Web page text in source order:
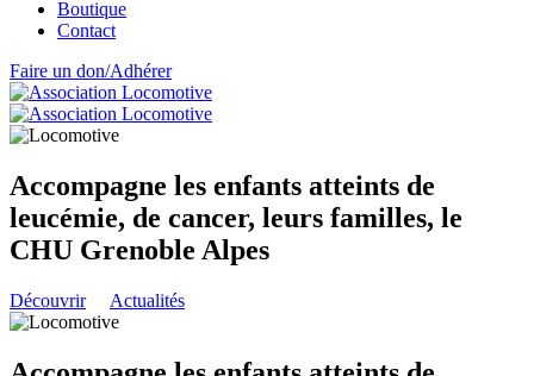
Boutique
Contact
Faire un don/Adhérer
Accompagne les enfants atteints de
leucémie, de cancer, leurs familles, le
CHU Grenoble Alpes
Découvrir Actualités